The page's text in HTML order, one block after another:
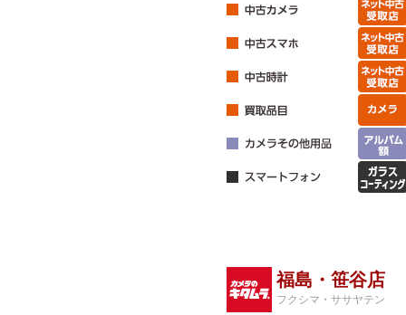
福島・笹谷店
フクシマ・ササヤテン